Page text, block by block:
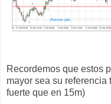
Recordemos que estos
mayor sea su referencia
fuerte que en 15m)